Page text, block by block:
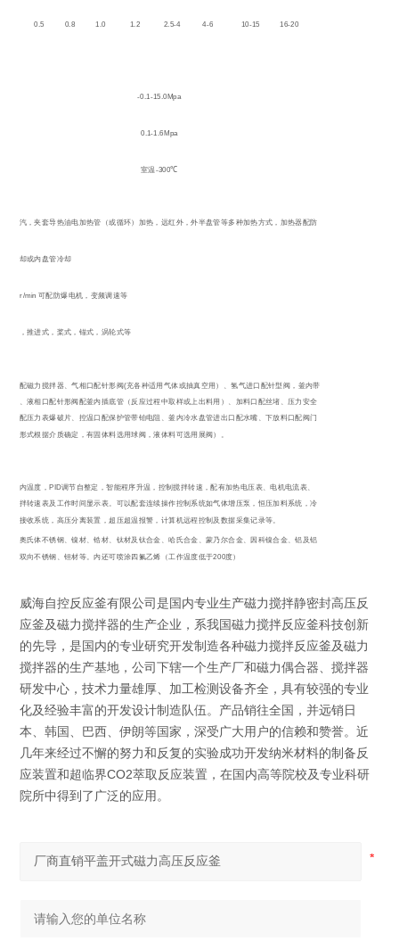
0.5 0.8 1.0 1.2 2.5-4 4-6 10-15 16-20
-0.1-15.0Mpa
0.1-1.6Mpa
室温-300℃
套蒸汽，夹套导热油电加热管（或循环）加热，远红外，外半盘管等多种加热方式，加热器配防
套冷却或内盘管冷却
500r/min 可配防爆电机，变频调速等
吸式，推进式，桨式，锚式，涡轮式等
拌口配磁力搅拌器、气相口配针形阀(充各种适用气体或抽真空用）、氢气进口配针型阀，釜内带
布器、液相口配针形阀配釜内插底管（反应过程中取样或上出料用）、加料口配丝堵、压力安全
爆口配压力表爆破片、控温口配保护管带铂电阻、釜内冷水盘管进出口配水嘴、下放料口配阀门
阀门形式根据介质确定，有固体料选用球阀，液体料可选用展阀）。
制釜内温度， PID调节自整定，智能程序升温，控制搅拌转速，配有加热电压表、电机电流表、
内搅拌转速表及工作时间显示表。可以配套连续操作控制系统如气体增压泵，恒压加料系统，冷
回流接收系统，高压分离装置，超压超温报警，计算机远程控制及数据采集记录等。
牌号奥氏体不锈钢、镍材、锆材、钛材及钛合金、哈氏合金、蒙乃尔合金、因科镍合金、铝及铝
金、双向不锈钢、钽材等。内还可喷涂四氟乙烯（工作温度低于200度）
威海自控反应釜有限公司是国内专业生产磁力搅拌静密封高压反
应釜及磁力搅拌器的生产企业，系我国磁力搅拌反应釜科技创新
的先导，是国内的专业研究开发制造各种磁力搅拌反应釜及磁力
搅拌器的生产基地，公司下辖一个生产厂和磁力偶合器、搅拌器
研发中心，技术力量雄厚、加工检测设备齐全，具有较强的专业
化及经验丰富的开发设计制造队伍。产品销往全国，并远销日
本、韩国、巴西、伊朗等国家，深受广大用户的信赖和赞誉。近
几年来经过不懈的努力和反复的实验成功开发纳米材料的制备反
应装置和超临界CO2萃取反应装置，在国内高等院校及专业科研
院所中得到了广泛的应用。